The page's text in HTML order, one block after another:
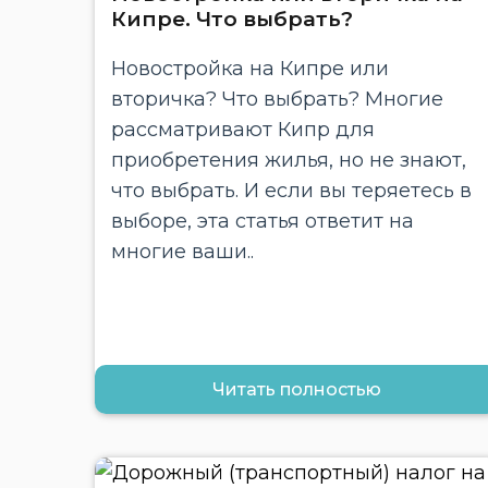
Кипре. Что выбрать?
Новостройка на Кипре или
вторичка? Что выбрать? Многие
рассматривают Кипр для
приобретения жилья, но не знают,
что выбрать. И если вы теряетесь в
выборе, эта статья ответит на
многие ваши..
Читать полностью